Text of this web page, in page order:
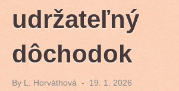
udržateľný
dôchodok
By L. Horváthová
Posted
19. 1. 2026